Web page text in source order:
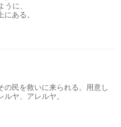
に、
ある。
の民を救いに来られる。用意し
ヤ、アレルヤ。